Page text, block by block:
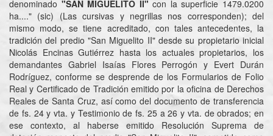
denominado "SAN MIGUELITO II" con la superficie 1479.0200
ha...." (sic) (Las cursivas y negrillas nos corresponden); del
mismo modo, se tiene acreditado, con tales antecedentes, la
tradición del predio "San Miguelito II" desde su propietario inicial
Nicolás Encinas Gutiérrez hasta los actuales propietarios, los
demandantes Gabriel Isaías Flores Perrogón y Evert Durán
Rodríguez, conforme se desprende de los Formularios de Folio
Real y Certificado de Tradición emitido por la oficina de Derechos
Reales de Santa Cruz, así como del documento de transferencia
de fs. 24 y vta. y Testimonio de fs. 25 a 26 y vta. de obrados; en
ese contexto, al haberse emitido Resolución Suprema de